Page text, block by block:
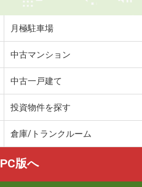
月極駐車場
中古マンション
中古一戸建て
投資物件を探す
倉庫/トランクルーム
PC版へ